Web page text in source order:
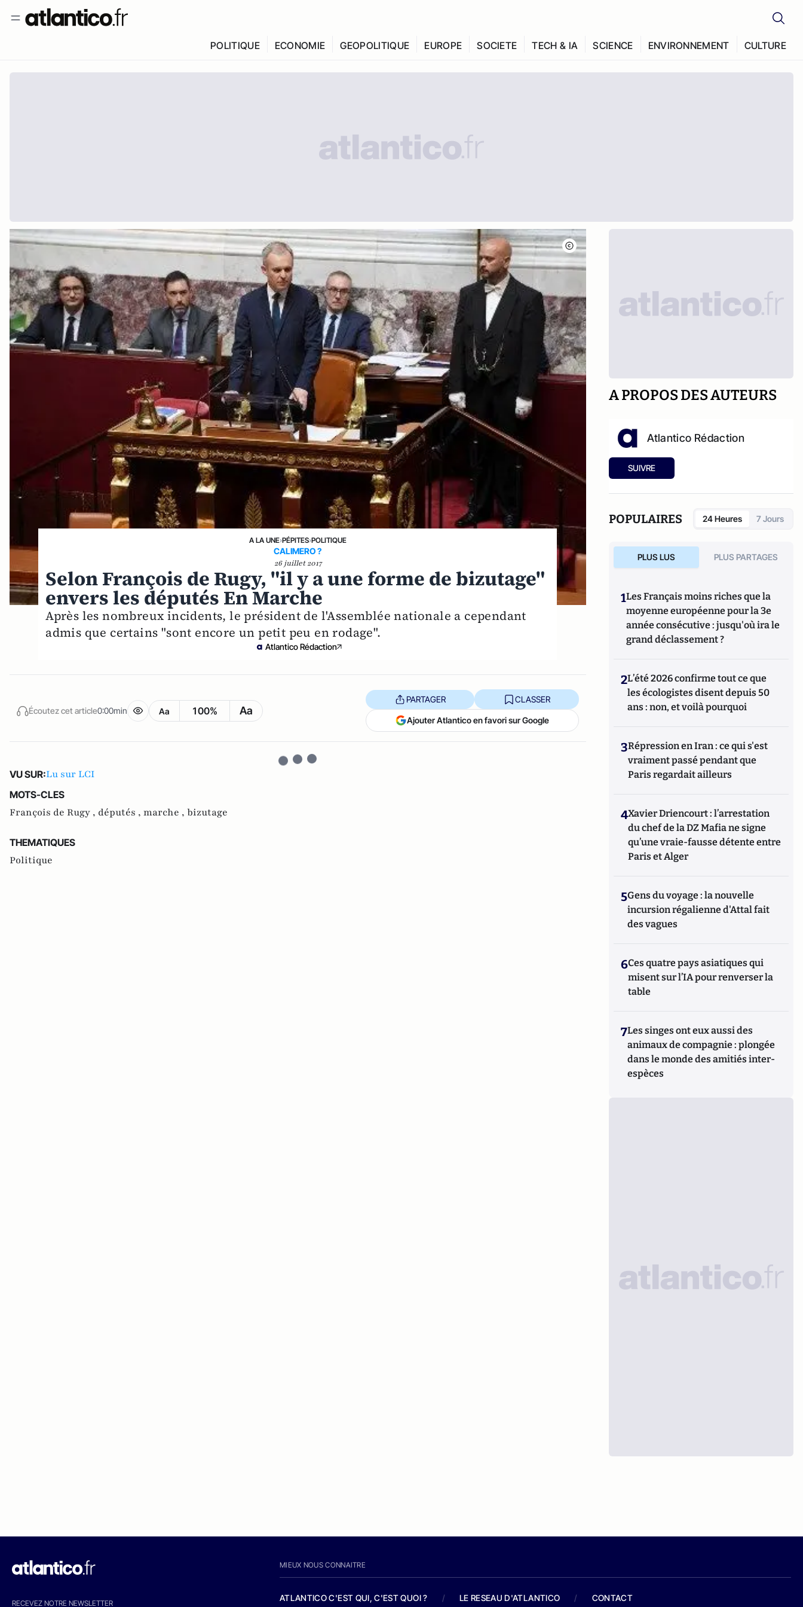
POLITIQUE ECONOMIE GEOPOLITIQUE EUROPE SOCIETE TECH & IA SCIENCE ENVIRONNEMENT CULTURE
A LA UNE›PÉPITES›POLITIQUE
CALIMERO ?
26 juillet 2017
Selon François de Rugy, "il y a une forme de bizutage"
envers les députés En Marche
Après les nombreux incidents, le président de l'Assemblée nationale a cependant
admis que certains "sont encore un petit peu en rodage".
Atlantico Rédaction
Écoutez cet article0:00min Aa 100% Aa
PARTAGER CLASSER
Ajouter Atlantico en favori sur Google
VU SUR:Lu sur LCI
MOTS-CLES
François de Rugy , députés , marche , bizutage
THEMATIQUES
Politique
A PROPOS DES AUTEURS
Atlantico Rédaction
SUIVRE
POPULAIRES 24 Heures 7 Jours
PLUS LUS PLUS PARTAGES
1Les Français moins riches que la
moyenne européenne pour la 3e
année consécutive : jusqu'où ira le
grand déclassement ?
2L’été 2026 confirme tout ce que
les écologistes disent depuis 50
ans : non, et voilà pourquoi
3Répression en Iran : ce qui s'est
vraiment passé pendant que
Paris regardait ailleurs
4Xavier Driencourt : l’arrestation
du chef de la DZ Mafia ne signe
qu’une vraie-fausse détente entre
Paris et Alger
5Gens du voyage : la nouvelle
incursion régalienne d'Attal fait
des vagues
6Ces quatre pays asiatiques qui
misent sur l’IA pour renverser la
table
7Les singes ont eux aussi des
animaux de compagnie : plongée
dans le monde des amitiés inter-
espèces
RECEVEZ NOTRE NEWSLETTER
MIEUX NOUS CONNAITRE
ATLANTICO C'EST QUI, C'EST QUOI ? / LE RESEAU D'ATLANTICO / CONTACT